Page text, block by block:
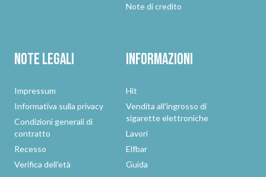
Note di credito
Note legali
Impressum
Informativa sulla privacy
Condizioni generali di
contratto
Recesso
Verifica dell'età
Informazioni
Hit
Vendita all'ingrosso di
sigarette elettroniche
Lavori
Elfbar
Guida